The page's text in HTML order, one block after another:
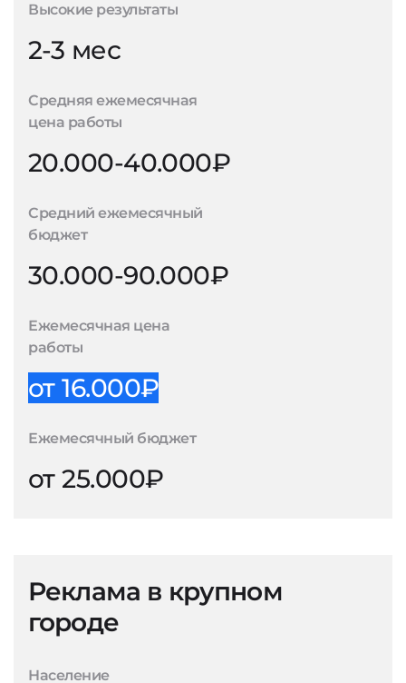
Высокие результаты
2-3 мес
Средняя ежемесячная
цена работы
20.000-40.000₽
Средний ежемесячный
бюджет
30.000-90.000₽
Ежемесячная цена
работы
от 16.000₽
Ежемесячный бюджет
от 25.000₽
Реклама в крупном
городе
Население